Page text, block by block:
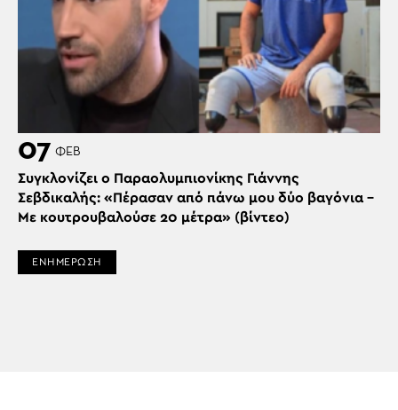
07 ΦΕΒ
Συγκλονίζει ο Παραολυμπιονίκης Γιάννης
Σεβδικαλής: «Πέρασαν από πάνω μου δύο βαγόνια –
Με κουτρουβαλούσε 20 μέτρα» (βίντεο)
ΕΝΗΜΕΡΩΣΗ